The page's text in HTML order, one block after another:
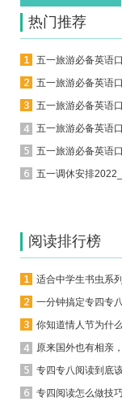
热门推荐
五一旅游必备英语
五一旅游必备英语
五一旅游必备英语
五一旅游必备英语
五一旅游必备英语
五一调休安排
阅读排行榜
一分钟搞定专四专
你知道情人节为什
原来国外也有相亲
专四专八阅读到底
专四阅读怎么做技